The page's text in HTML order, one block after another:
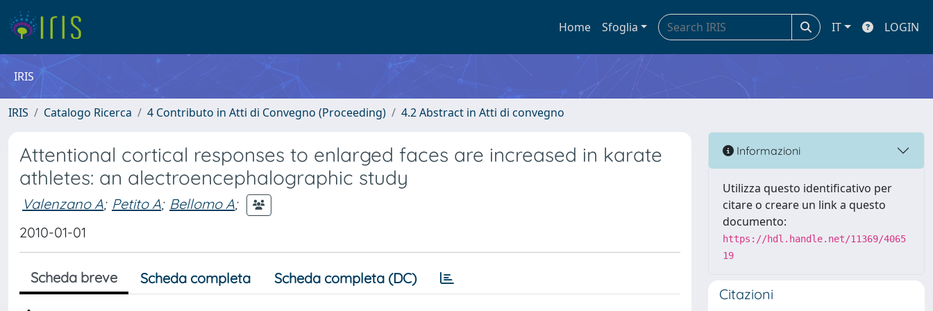
Home Sfoglia IT LOGIN
IRIS
IRIS Catalogo Ricerca 4 Contributo in Atti di Convegno (Proceeding) 4.2 Abstract in Atti di convegno
Attentional cortical responses to enlarged faces are increased in karate
athletes: an alectroencephalographic study
Valenzano A; Petito A; Bellomo A;
2010-01-01
Scheda breve Scheda completa Scheda completa (DC)
Informazioni
Utilizza questo identificativo per
citare o creare un link a questo
documento:
https://hdl.handle.net/11369/4065
19
Citazioni